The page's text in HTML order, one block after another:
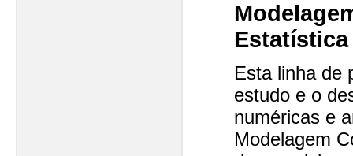
Esta linha de
estudo e o
numéricas e
Modelagem